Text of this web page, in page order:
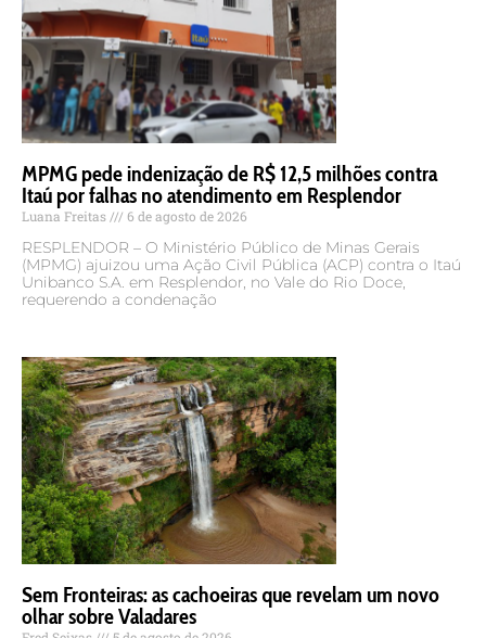
MPMG pede indenização de R$ 12,5 milhões contra
Itaú por falhas no atendimento em Resplendor
Luana Freitas 6 de agosto de 2026
RESPLENDOR – O Ministério Público de Minas Gerais
(MPMG) ajuizou uma Ação Civil Pública (ACP) contra o Itaú
Unibanco S.A. em Resplendor, no Vale do Rio Doce,
requerendo a condenação
Sem Fronteiras: as cachoeiras que revelam um novo
olhar sobre Valadares